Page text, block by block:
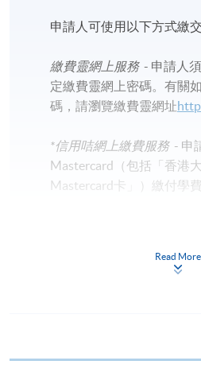
申請人可使用以下方式繳
繳費靈網上服務- 申請人
定繳費靈網上密碼。有關
碼，請瀏覽繳費靈網址
*信用咭網上繳費服務- 申
Mastercard（包括「香港
Mastercard卡」）繳付學費
-短期課程
Read More